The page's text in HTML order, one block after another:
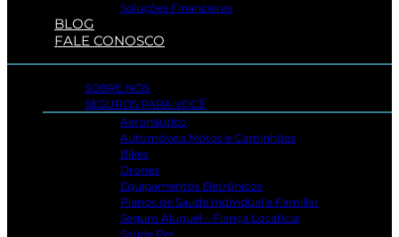
Soluções Financeiras
BLOG
FALE CONOSCO
SOBRE NÓS
SEGUROS PARA VOCÊ
Aeronáutico
Automóveis Motos e Caminhões
Bikes
Drones
Equipamentos Eletrônicos
Planos de Saúde Individual e Familiar
Seguro Aluguel – Fiança Locatícia
Saúde Pet